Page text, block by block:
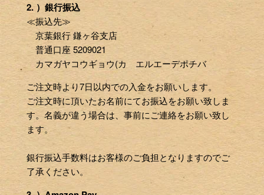
2. ）銀行振込
≪振込先≫
京葉銀行 鎌ヶ谷支店
普通口座 5209021
カマガヤコウギョウ(カ エルエーデポチバ
ご注文時より7日以内での入金をお願いします。
ご注文時に頂いたお名前にてお振込をお願い致しま
す。名義が違う場合は、事前にご連絡をお願い致し
ます。
銀行振込手数料はお客様のご負担となりますのでご
了承ください。